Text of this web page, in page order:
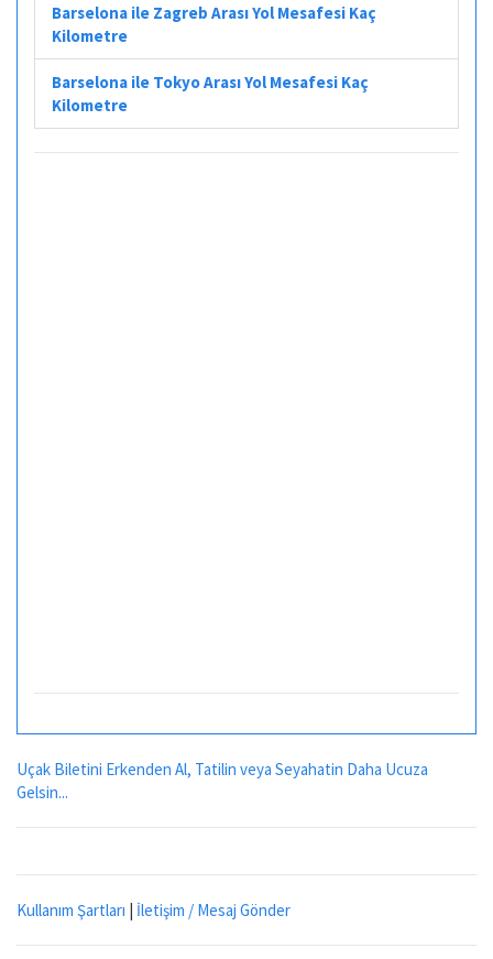
Barselona ile Zagreb Arası Yol Mesafesi Kaç
Kilometre
Barselona ile Tokyo Arası Yol Mesafesi Kaç
Kilometre
Uçak Biletini Erkenden Al, Tatilin veya Seyahatin Daha Ucuza
Gelsin...
Kullanım Şartları | İletişim / Mesaj Gönder